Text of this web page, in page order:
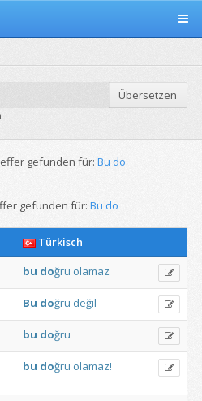
Übersetzen
gefunden für: Bu do
gefunden für: Bu do
Türkisch
bu doğru olamaz
Bu doğru değil
bu doğru
bu doğru olamaz!